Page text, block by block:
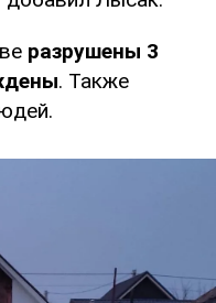
разрушены 3
. Также